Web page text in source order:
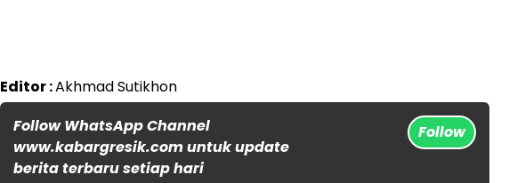
Editor :Akhmad Sutikhon
Follow WhatsApp Channel
www.kabargresik.com untuk update
berita terbaru setiap hari
Follow